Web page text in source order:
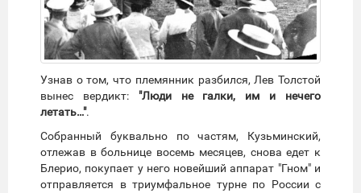
Узнав о том, что племянник разбился, Лев Толстой
вынес вердикт: "Люди не галки, им и нечего
летать…".
Собранный буквально по частям, Кузьминский,
отлежав в больнице восемь месяцев, снова едет к
Блерио, покупает у него новейший аппарат "Гном" и
отправляется в триумфальное турне по России с